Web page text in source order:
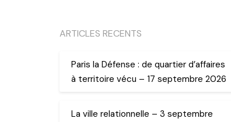
ARTICLES RECENTS
Paris la Défense : de quartier d’affaires
à territoire vécu – 17 septembre 2026
La ville relationnelle – 3 septembre